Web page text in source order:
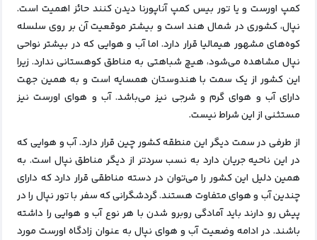
کمپ اورست و یا تور بیس کمپ آناپورنا دیدن کنند حائز اهمیت است.
نپال، کشوری در شمال هند است و بیشتر موقعیت آن بر روی سلسله
کوه‌های مشهور هیمالیا قرار دارد. اما آب و هوایی که در بیشتر نواحی
نپال مشاهده می‌شود، هیچ شباهتی به مناطق کوهستانی ندارد. زیرا
این کشور از یک سمت با هندوستان همسایه است و به همین جهت
دارای آب و هوای گرم و شرجی نیز می‌باشد. آب و هوای اورست نیز
مستثنی از این شراط نیست.
از طرفی در سمت دیگر این منطقه کشور چین قرار دارد. آب و هوایی که
در این ناحیه جریان دارد به نسب سردتر از دیگر مناطق نپال است. به
همین دلیل این کشور را می‌توان در دسته مناطقی قرار دارد که دارای
چندین آب و هوای متفاوت هستند. گردشگرانی که سفر با تور نپال را در
پیش رو دارند باید آمادگی روبرو شدن با هر نوع آب و هوایی را داشته
باشند. در ادامه وضعیت آب و هوای نپال به عنوان زادگاه اورست مورد